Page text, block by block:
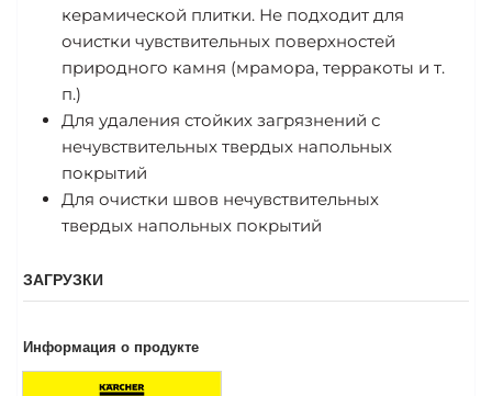
керамической плитки. Не подходит для
очистки чувствительных поверхностей
природного камня (мрамора, терракоты и т.
п.)
Для удаления стойких загрязнений с
нечувствительных твердых напольных
покрытий
Для очистки швов нечувствительных
твердых напольных покрытий
ЗАГРУЗКИ
Информация о продукте